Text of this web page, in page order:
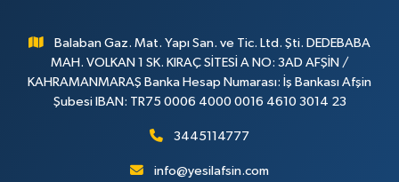
Balaban Gaz. Mat. Yapı San. ve Tic. Ltd. Şti. DEDEBABA
MAH. VOLKAN 1 SK. KIRAÇ SİTESİ A NO: 3AD AFŞİN /
KAHRAMANMARAŞ Banka Hesap Numarası: İş Bankası Afşin
Şubesi IBAN: TR75 0006 4000 0016 4610 3014 23
3445114777
info@yesilafsin.com